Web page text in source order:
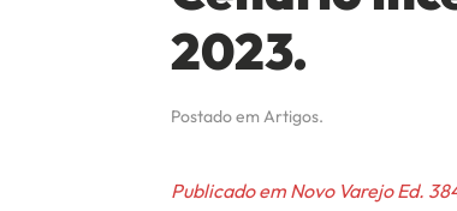
2023.
Postado em Artigos.
Publicado em Novo Varejo Ed.